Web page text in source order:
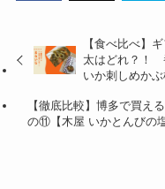
【食べ比べ】
太はどれ？！
いか刺しめかぶ
【徹底比較】博多で買
の⑪【木屋 いかとんびの塩